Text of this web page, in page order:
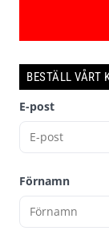
BESTÄLL VÅRT
E-post
Förnamn